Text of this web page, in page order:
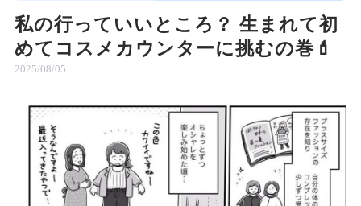
私の行っていいところ？ 生まれて初
めてコスメカウンターに挑むの巻💄
2025/08/05